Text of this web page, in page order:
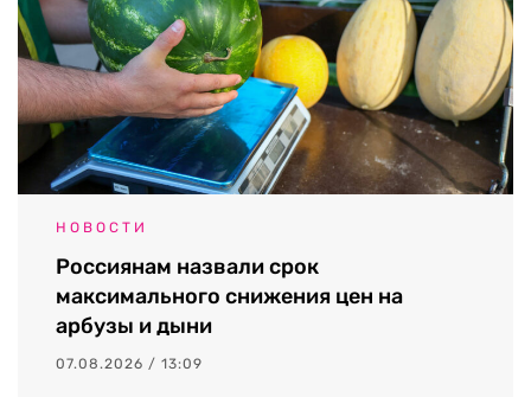
НОВОСТИ
Россиянам назвали срок
максимального снижения цен на
арбузы и дыни
07.08.2026 / 13:09